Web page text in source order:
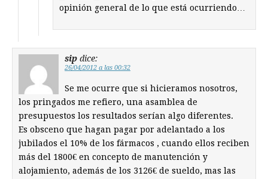
opinión general de lo que está ocurriendo…
sip dice:
26/04/2012 a las 00:32
Se me ocurre que si hicieramos nosotros,
los pringados me refiero, una asamblea de
presupuestos los resultados serían algo diferentes.
Es obsceno que hagan pagar por adelantado a los
jubilados el 10% de los fármacos , cuando ellos reciben
más del 1800€ en concepto de manutención y
alojamiento, además de los 3126€ de sueldo, mas las